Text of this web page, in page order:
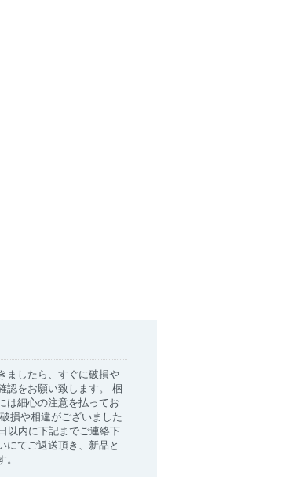
ましたら、すぐに破損や
認をお願い致します。 梱
は細心の注意を払ってお
損や相違がございました
以内に下記までご連絡下
にてご返送頂き、新品と
。